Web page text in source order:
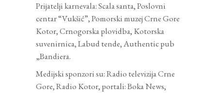
Prijatelji karnevala: Scala santa, Poslovni
centar “Vukšić”, Pomorski muzej Crne Gore
Kotor, Crnogorska plovidba, Kotorska
suvenirnica, Labud tende, Authentic pub
„Bandiera.
Medijski sponzori su: Radio televizija Crne
Gore, Radio Kotor, portali: Boka News,